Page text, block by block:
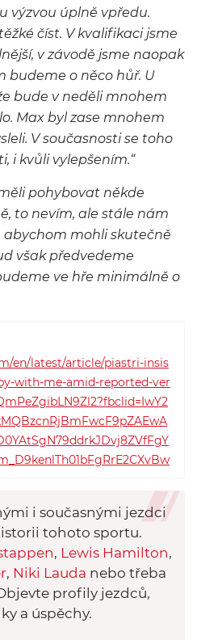
výzvou úplně vpředu.
číst. V kvalifikaci jsme
v závodě jsme naopak
budeme o něco hůř. U
bude v neděli mnohem
Max byl zase mnohem
V současnosti se toho
i kvůli vylepšením.“
pohybovat někde
to nevím, ale stále nám
abychom mohli skutečně
však předvedeme
ve hře minimálně o
en/latest/article/piastri-insis
with-me-amid-reported-ver
i současnými jezdci
tohoto sportu.
, Lewis Hamilton,
, Niki Lauda nebo třeba
profily jezdců,
a úspěchy.